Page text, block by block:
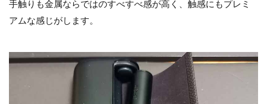
手触りも金属ならではのすべすべ感が高く、触感にもプレミ
アムな感じがします。